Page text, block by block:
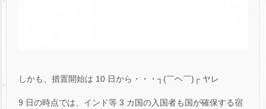
しかも、措置開始は 10 日から・・・┐(￣ヘ￣)┌ ヤレ
9 日の時点では、インド等 3 カ国の入国者も国が確保する宿